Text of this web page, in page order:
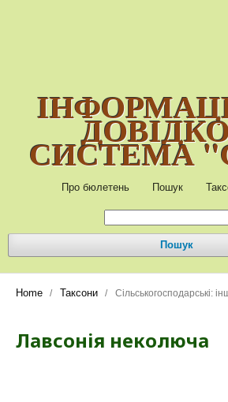
СИСТЕМА
Про бюлетень Пошук
Пошук
Home / Таксони / Сільськогосподарські:
Лавсонія неколюча